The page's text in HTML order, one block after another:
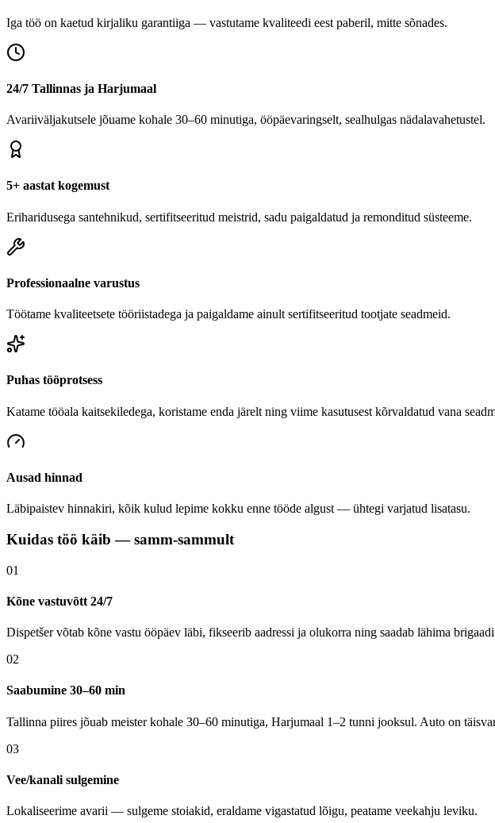
Iga töö on kaetud kirjaliku garantiiga — vastutame kvaliteedi eest paberil, mitte sõnades.
24/7 Tallinnas ja Harjumaal
Avariiväljakutsele jõuame kohale 30–60 minutiga, ööpäevaringselt, sealhulgas nädalavahetustel.
5+ aastat kogemust
Eriharidusega santehnikud, sertifitseeritud meistrid, sadu paigaldatud ja remonditud süsteeme.
Professionaalne varustus
Töötame kvaliteetsete tööriistadega ja paigaldame ainult sertifitseeritud tootjate seadmeid.
Puhas tööprotsess
Katame tööala kaitsekiledega, koristame enda järelt ning viime kasutusest kõrvaldatud vana
Ausad hinnad
Läbipaistev hinnakiri, kõik kulud lepime kokku enne tööde algust — ühtegi varjatud lisatasu.
Kuidas töö käib — samm-sammult
01
Kõne vastuvõtt 24/7
Dispetšer võtab kõne vastu ööpäev läbi, fikseerib aadressi ja olukorra ning saadab lähima
02
Saabumine 30–60 min
Tallinna piires jõuab meister kohale 30–60 minutiga, Harjumaal 1–2 tunni jooksul. Auto on
03
Vee/kanali sulgemine
Lokaliseerime avarii — sulgeme stoiakid, eraldame vigastatud lõigu, peatame veekahju leviku.